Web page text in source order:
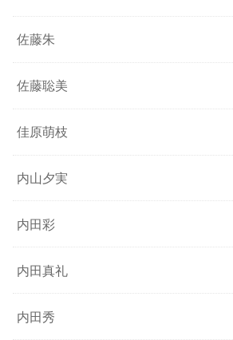
佐藤朱
佐藤聡美
佳原萌枝
内山夕実
内田彩
内田真礼
内田秀